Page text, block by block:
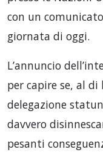
con un
giornata di oggi.
L’annuncio
per capire se, al
delegazione
davvero
pesanti